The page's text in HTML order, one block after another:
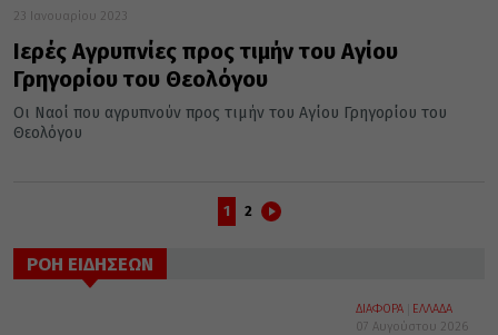
23 Ιανουαρίου 2023
Ιερές Αγρυπνίες προς τιμήν του Αγίου
Γρηγορίου του Θεολόγου
Οι Ναοί που αγρυπνούν προς τιμήν του Αγίου Γρηγορίου του
Θεολόγου
1 2
ΡΟΗ ΕΙΔΗΣΕΩΝ
ΔΙΑΦΟΡΑ
ΕΛΛΑΔΑ
07 Αυγούστου 2026